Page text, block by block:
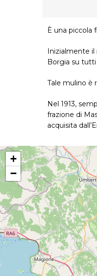
È una piccola
Inizialmente il
Borgia su tutti
Tale mulino è
Nel 1913,
frazione di
acquisita
+
−